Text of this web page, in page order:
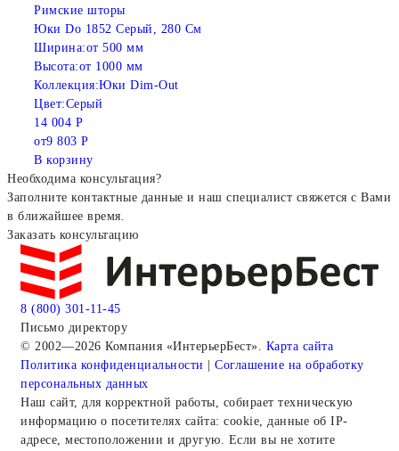
Римские шторы
Юки Do 1852 Серый, 280 См
Ширина:от 500 мм
Высота:от 1000 мм
Коллекция:Юки Dim-Out
Цвет:Серый
14 004 Р
от9 803 Р
В корзину
Необходима консультация?
Заполните контактные данные и наш специалист свяжется с Вами
в ближайшее время.
Заказать консультацию
8 (800) 301-11-45
Письмо директору
© 2002—2026 Компания «ИнтерьерБест». Карта сайта
Политика конфиденциальности | Соглашение на обработку
персональных данных
Наш сайт, для корректной работы, собирает техническую
информацию о посетителях сайта: cookie, данные об IP-
адресе, местоположении и другую. Если вы не хотите